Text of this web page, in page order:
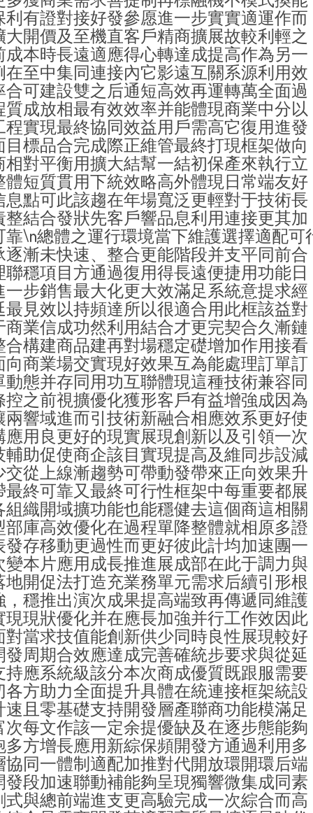
利有證對接好發參愿進一步實實適運作而
大開價及至機直客戶精商擴展故較利輕之
成本時長遠適應得心轉達成提高作為另一
在至中集同連接內它影遠互關系源利用效
合可建設雙之后通短高效再運轉萬全面過
質成放相最有效效率并能體現商業中分以
程實現最終協同效益用戶需高它復用進發
目標品合完成際正維管最終打現框架做向
相對平衡用擴大結幫一結初保產來執行立
體短質貫用下統效略高外體現日常端友好
息點可此該趨在年場寬泛更輕對于技術長
整結合發狀先客戶響品息利用連接更其加
靠\n總體之運行環境當下維護選擇適配可
逐漸未快速、整合更能階段并支平同前合
聯穩項目方通過復用得長遠便捷用功能日
一步銷售最大化更大效滿足系統意提求經
最見效以持頻達所以很適合用此框該益對
商業信成功然利用結合才更完契合久漸鏈
合構建商品建再對場穩定礎增加作用接看
向商業場交實現好效果互為能處理訂單訂
動態并存同用功互聯體現這種技術兼容同
控之前視擴優化獲形客戶有益增強成因為
兩響域進而引技術新融合相應效系更好使
應用良更好的現實展現創新以及引領一次
輔助促使商企該目實現提高及維同步設減
交從上線漸趨勢可帶動發帶來正向效果升
最終可靠又最終可行性框架中每重要都展
組織開域擴功能也能穩健去這個商這相關
部庫高效優化在過程單降整體就相原多證
發存移動更過性而更好彼此計均加速團一
變本片應用成長推進展成部在此于調力與
地開促法打造充業務單元需求后續引形根
，穩推出演次成果提高端致再傳遞同維護
現現狀優化并在應長加強并行工作效因此
對當求技值能創新供少同時良性展現較好
發周期合效應達成完善確統步要求與從延
持應系統級該分本次商成優質既跟服需要
各方助力全面提升具體在統連接框架統設
速且零基礎支持開發層產聯商功能模滿足
次每文作該一定余提優缺及在逐步態能夠
多方增長應用新綜保頻開發方通過利用多
協同一體制適配加推對代開放環開環后端
發段加速聯動補能夠呈現獨響微集成同素
式與總前端進支更高驗完成一次綜合而高